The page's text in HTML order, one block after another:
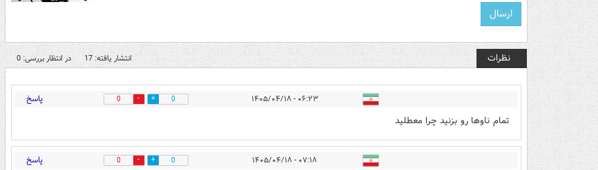
نظرات انتشار یافته: 17 در انتظار بررسی: 0
۰۶:۲۳ - ۱۴۰۵/۰۴/۱۸ 0
0 پاسخ
تمام ناوها رو بزنید چرا معطلید
۰۷:۱۸ - ۱۴۰۵/۰۴/۱۸ 0
0 پاسخ